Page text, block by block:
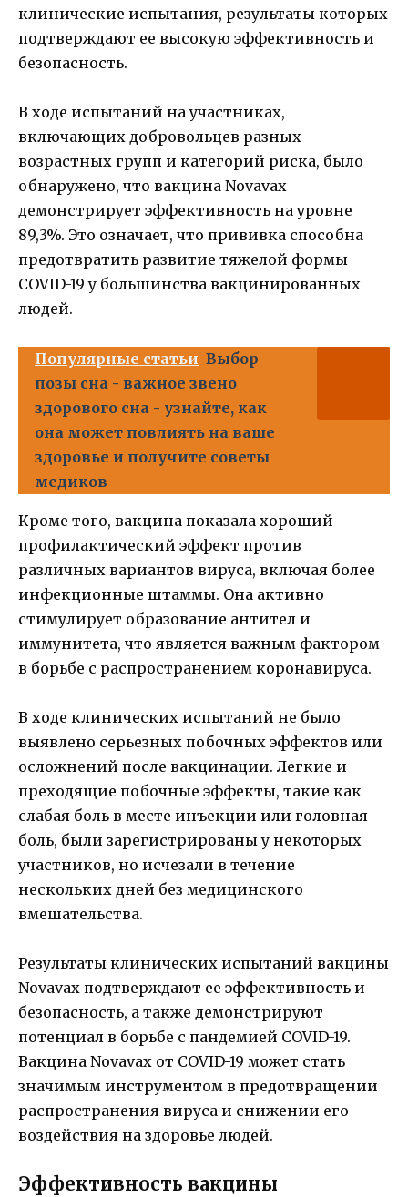
клинические испытания, результаты которых
подтверждают ее высокую эффективность и
безопасность.
В ходе испытаний на участниках,
включающих добровольцев разных
возрастных групп и категорий риска, было
обнаружено, что вакцина Novavax
демонстрирует эффективность на уровне
89,3%. Это означает, что прививка способна
предотвратить развитие тяжелой формы
COVID-19 у большинства вакцинированных
людей.
Популярные статьи Выбор
позы сна - важное звено
здорового сна - узнайте, как
она может повлиять на ваше
здоровье и получите советы
медиков
Кроме того, вакцина показала хороший
профилактический эффект против
различных вариантов вируса, включая более
инфекционные штаммы. Она активно
стимулирует образование антител и
иммунитета, что является важным фактором
в борьбе с распространением коронавируса.
В ходе клинических испытаний не было
выявлено серьезных побочных эффектов или
осложнений после вакцинации. Легкие и
преходящие побочные эффекты, такие как
слабая боль в месте инъекции или головная
боль, были зарегистрированы у некоторых
участников, но исчезали в течение
нескольких дней без медицинского
вмешательства.
Результаты клинических испытаний вакцины
Novavax подтверждают ее эффективность и
безопасность, а также демонстрируют
потенциал в борьбе с пандемией COVID-19.
Вакцина Novavax от COVID-19 может стать
значимым инструментом в предотвращении
распространения вируса и снижении его
воздействия на здоровье людей.
Эффективность вакцины